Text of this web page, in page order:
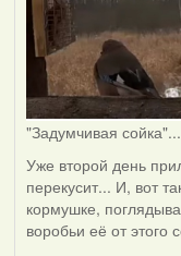
"Задумчивая сойка"...
Уже второй день
перекусит... И, вот
кормушке,
воробьи её от этого